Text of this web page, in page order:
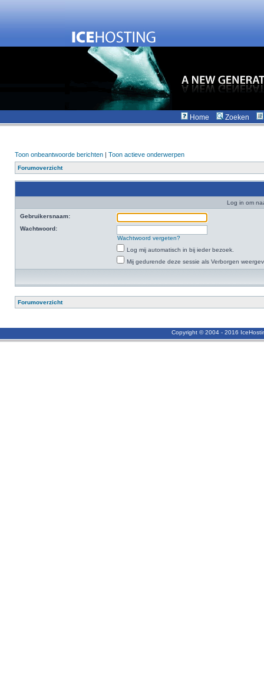
Home Zoeken
Toon onbeantwoorde berichten | Toon actieve onderwerpen
Forumoverzicht
Log in om
Gebruikersnaam:
Wachtwoord:
Wachtwoord vergeten?
Log mij automatisch in bij ieder bezoek.
Mij gedurende deze sessie als Verborgen
Forumoverzicht
Copyright © 2004 - 2016